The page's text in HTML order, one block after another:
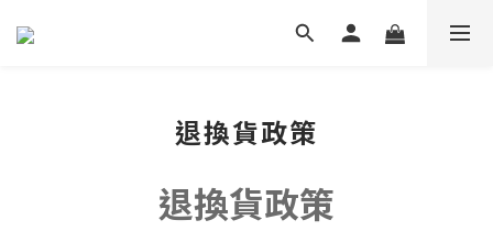
退換貨政策
退換貨政策